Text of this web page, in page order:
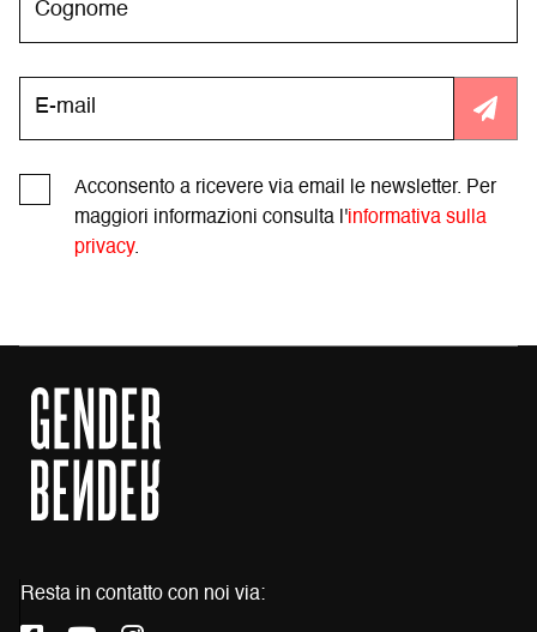
Acconsento a ricevere via email le newsletter. Per
maggiori informazioni consulta l'informativa sulla
privacy.
Resta in contatto con noi via: